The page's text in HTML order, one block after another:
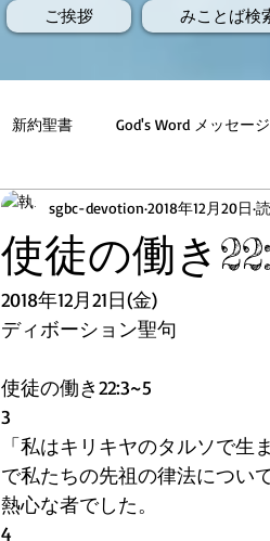
ご挨拶 みことば検
新約聖書 God's Word メッセージ
使徒の働き
sgbc-devotion 2018年12月20日
2018年12月21日(金)
ディボーション聖句
使徒の働き22:3~5
3
「私はキリキヤのタルソで
で私たちの先祖の律法につい
熱心な者でした。
4